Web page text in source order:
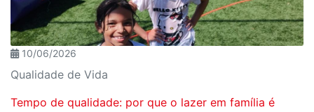
10/06/2026
Qualidade de Vida
Tempo de qualidade: por que o lazer em família é